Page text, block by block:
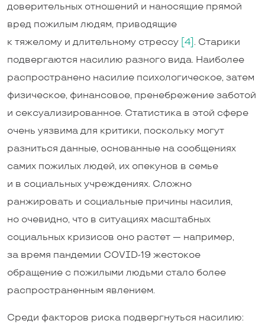
доверительных отношений и наносящие прямой
вред пожилым людям, приводящие
к тяжелому и длительному стрессу [4] . Старики
подвергаются насилию разного вида. Наиболее
распространено насилие психологическое, затем
физическое, финансовое, пренебрежение заботой
и сексуализированное. Статистика в этой сфере
очень уязвима для критики, поскольку могут
разниться данные, основанные на сообщениях
самих пожилых людей, их опекунов в семье
и в социальных учреждениях. Сложно
ранжировать и социальные причины насилия,
но очевидно, что в ситуациях масштабных
социальных кризисов оно растет — например,
за время пандемии COVID-19 жестокое
обращение с пожилыми людьми стало более
распространенным явлением.
Среди факторов риска подвергнуться насилию: